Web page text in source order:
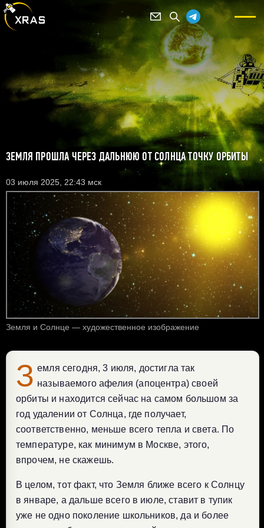
ЗЕМЛЯ ПРОШЛА ЧЕРЕЗ ДАЛЬНЮЮ ОТ СОЛНЦА ТОЧКУ ОРБИТЫ
03 июля 2025, 22:43 мск
Земля и Солнце — художественное изображение
З емля сегодня, 3 июля, достигла так
называемого афелия (апоцентра) своей
орбиты и находится сейчас на самом большом за
год удалении от Солнца, где получает,
соответственно, меньше всего тепла и света. По
температуре, как минимум в Москве, этого,
впрочем, не скажешь.
В целом, тот факт, что Земля ближе всего к Солнцу
в январе, а дальше всего в июле, ставит в тупик
уже не одно поколение школьников, да и более